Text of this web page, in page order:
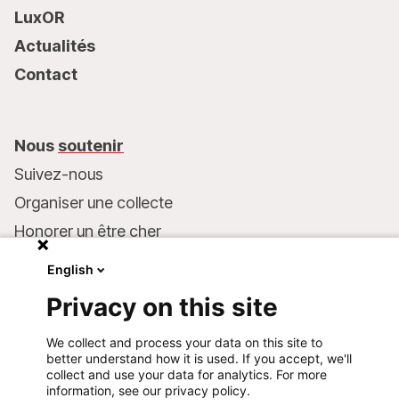
LuxOR
Actualités
Contact
Nous soutenir
Suivez-nous
Organiser une collecte
Honorer un être cher
Faire un don
Coordonnées bancaires :
LU75 1111 0000 4848 0000
Comportement responsable
English
Privacy on this site
We collect and process your data on this site to
better understand how it is used. If you accept, we'll
collect and use your data for analytics. For more
information, see our privacy policy.